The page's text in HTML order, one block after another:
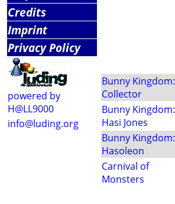
Credits
Imprint
Privacy Policy
powered by
H@LL9000
info@luding.org
Bunny Kingdom:
Collector
Bunny Kingdom:
Hasi Jones
Bunny Kingdom:
Hasoleon
Carnival of
Monsters